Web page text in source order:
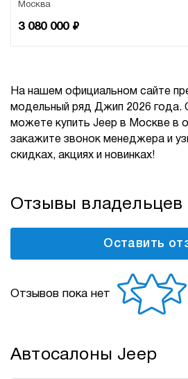
Москва
3 080 000 ₽
На нашем официальном сайте
модельный ряд Джип 2026 года.
можете купить Jeep в Москве в
закажите звонок менеджера и
скидках, акциях и новинках!
Отзывы владельцев
Оставить
Отзывов пока нет
Автосалоны Jeep